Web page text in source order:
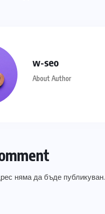
w-seo
About Author
няма да бъде публикуван.